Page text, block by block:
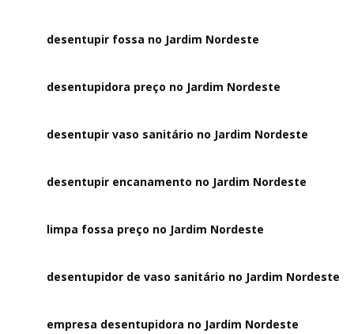
desentupir fossa no Jardim Nordeste
desentupidora preço no Jardim Nordeste
desentupir vaso sanitário no Jardim Nordeste
desentupir encanamento no Jardim Nordeste
limpa fossa preço no Jardim Nordeste
desentupidor de vaso sanitário no Jardim Nordeste
empresa desentupidora no Jardim Nordeste